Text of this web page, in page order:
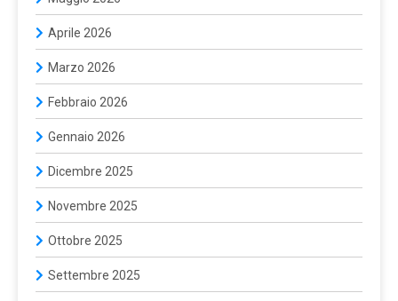
Aprile 2026
Marzo 2026
Febbraio 2026
Gennaio 2026
Dicembre 2025
Novembre 2025
Ottobre 2025
Settembre 2025